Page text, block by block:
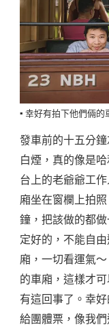
▪️ 幸好有拍下他們倆的
發車前的十五分
白煙，真的像是
台上的老爺爺工
廂坐在窗欄上拍
鐘，把該做的都
定好的，不能自
廂，一切看運氣
的車廂，這樣才
有這回事了。幸
給團體票，像我